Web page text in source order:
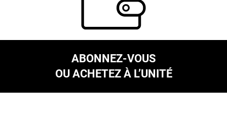
ABONNEZ-VOUS
OU ACHETEZ À L’UNITÉ